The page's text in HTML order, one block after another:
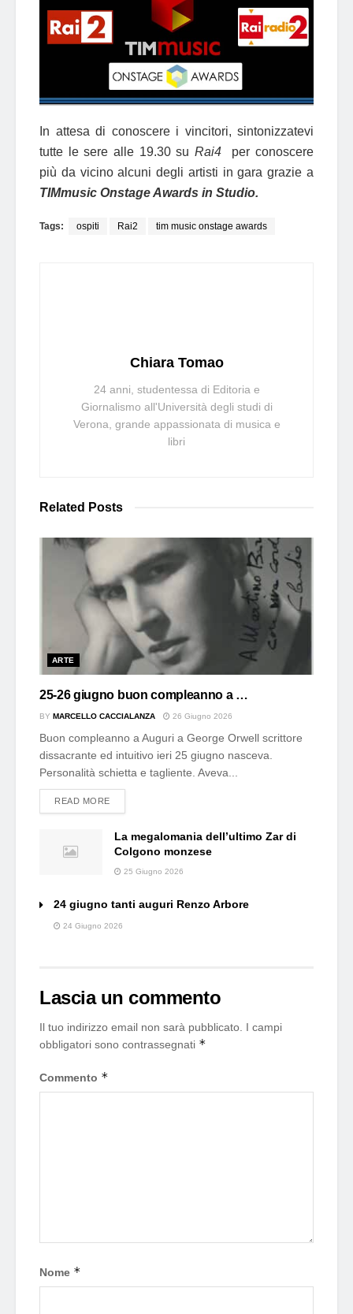
In attesa di conoscere i vincitori, sintonizzatevi
tutte le sere alle 19.30 su Rai4 per conoscere
più da vicino alcuni degli artisti in gara grazie a
TIMmusic Onstage Awards in Studio.
Tags: ospiti Rai2 tim music onstage awards
Chiara Tomao
24 anni, studentessa di Editoria e
Giornalismo all'Università degli studi di
Verona, grande appassionata di musica e
libri
Related Posts
ARTE
25-26 giugno buon compleanno a …
BY MARCELLO CACCIALANZA 26 Giugno 2026
Buon compleanno a Auguri a George Orwell scrittore
dissacrante ed intuitivo ieri 25 giugno nasceva.
Personalità schietta e tagliente. Aveva...
READ MOREDETAILS
La megalomania dell’ultimo Zar di
Colgono monzese
25 Giugno 2026
24 giugno tanti auguri Renzo Arbore
24 Giugno 2026
Lascia un commento
Il tuo indirizzo email non sarà pubblicato. I campi
obbligatori sono contrassegnati *
Commento *
Nome *